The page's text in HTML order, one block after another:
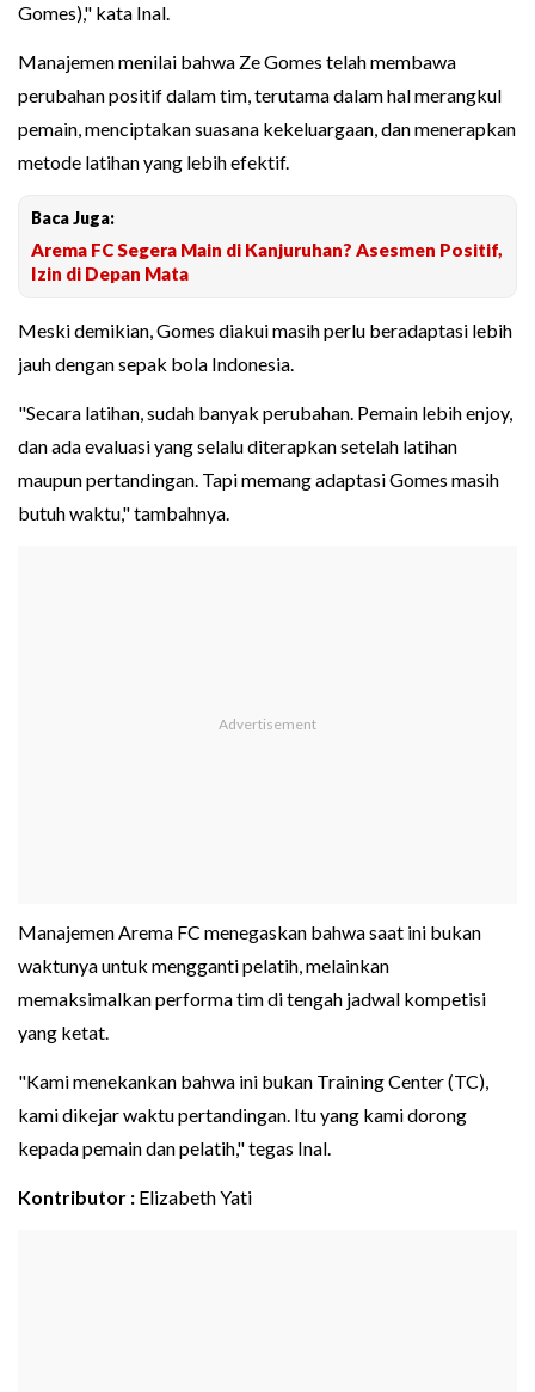
Gomes)," kata Inal.
Manajemen menilai bahwa Ze Gomes telah membawa
perubahan positif dalam tim, terutama dalam hal merangkul
pemain, menciptakan suasana kekeluargaan, dan menerapkan
metode latihan yang lebih efektif.
Baca Juga:
Arema FC Segera Main di Kanjuruhan? Asesmen Positif,
Izin di Depan Mata
Meski demikian, Gomes diakui masih perlu beradaptasi lebih
jauh dengan sepak bola Indonesia.
"Secara latihan, sudah banyak perubahan. Pemain lebih enjoy,
dan ada evaluasi yang selalu diterapkan setelah latihan
maupun pertandingan. Tapi memang adaptasi Gomes masih
butuh waktu," tambahnya.
Manajemen Arema FC menegaskan bahwa saat ini bukan
waktunya untuk mengganti pelatih, melainkan
memaksimalkan performa tim di tengah jadwal kompetisi
yang ketat.
"Kami menekankan bahwa ini bukan Training Center (TC),
kami dikejar waktu pertandingan. Itu yang kami dorong
kepada pemain dan pelatih," tegas Inal.
Kontributor : Elizabeth Yati